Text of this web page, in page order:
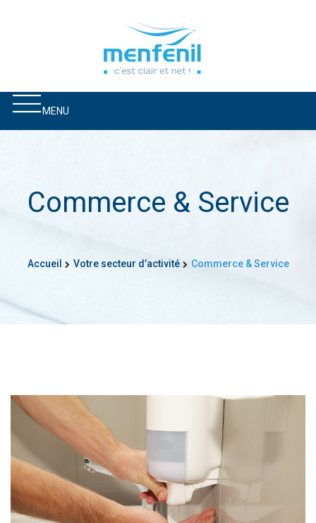
MENU
Commerce & Service
Accueil Votre secteur d’activité Commerce & Service